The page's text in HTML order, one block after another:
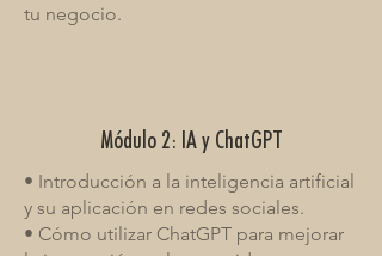
tu negocio.
Módulo 2: IA y ChatGPT
• Introducción a la inteligencia artificial
y su aplicación en redes sociales.
• Cómo utilizar ChatGPT para mejorar